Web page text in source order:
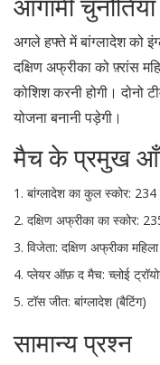
अगले हफ्ते में बांग्लादेश को
दक्षिण अफ्रीका कोफ़्रांस
कोशिश करनी होगी। दोनो
योजना बनानी पड़ेगी।
मैच के प्रमुख
बांग्लादेश का कुल स्कोर:
दक्षिण अफ्रीका का स्कोर:
विजेता: दक्षिण अफ्रीका
प्लेयर ऑफ़ द मैच: च्लोई
टॉस जीत: बांग्लादेश (बैटिंग)
सामान्य प्रश्न